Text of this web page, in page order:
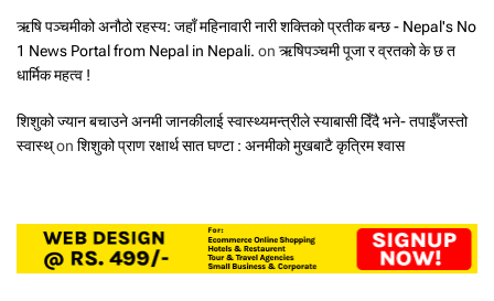
ऋषि पञ्चमीको अनौठो रहस्य: जहाँ महिनावारी नारी शक्तिको प्रतीक बन्छ - Nepal's No
1 News Portal from Nepal in Nepali. on ऋषिपञ्चमी पूजा र व्रतको के छ त
धार्मिक महत्व !
शिशुको ज्यान बचाउने अनमी जानकीलाई स्वास्थ्यमन्त्रीले स्याबासी दिँदै भने- तपाईँजस्तो
स्वास्थ्on शिशुको प्राण रक्षार्थ सात घण्टा : अनमीको मुखबाटै कृत्रिम श्वास